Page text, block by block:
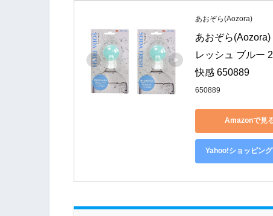
あおぞら(Aozora)
あおぞら
レッシュ ブルー
快感 650889
650889
Amazonで見
Yahoo!ショッピン